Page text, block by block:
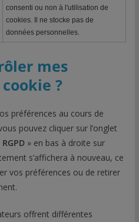
consenti ou non à l'utilisation de
cookies. Il ne stocke pas de
données personnelles.
mes
?
préférences au cours de
pouvez cliquer sur l’onglet
» en bas à droite sur
s’affichera à nouveau, ce
vos préférences ou de retirer
offrent différentes